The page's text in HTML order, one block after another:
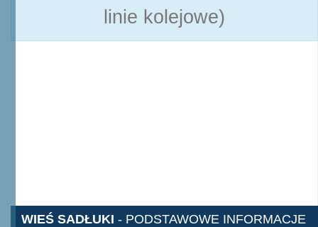
linie kolejowe)
WIEŚ SADŁUKI - PODSTAWOWE INFORMACJE